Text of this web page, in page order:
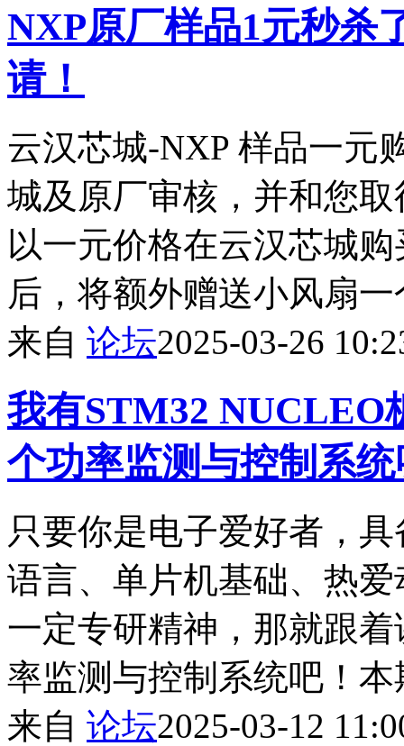
NXP原厂样品1元秒杀
请！
云汉芯城-NXP 样品一元
城及原厂审核，并和您
以一元价格在云汉芯城
后，将额外赠送小风扇
来自 论坛2025-03-26
我有STM32 NUCLEO
个功率监测与控制系
只要你是电子爱好者，
语言、单片机基础、热
一定专研精神，那就跟
率监测与控制系统吧！
来自 论坛2025-03-12